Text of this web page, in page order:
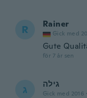
R Rainer
Gick med
Gute
för 7 år sen
ג גילה
Gick med 2016 ·